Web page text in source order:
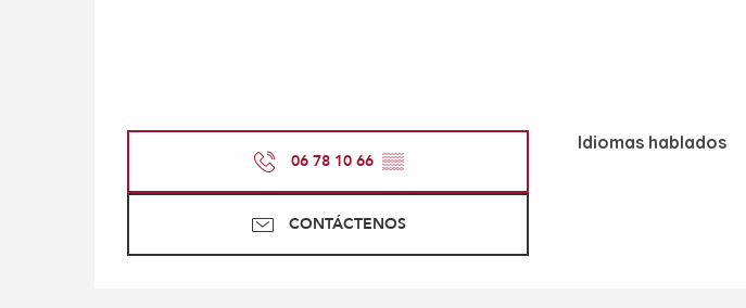
06 78 10 66 ▒▒
CONTÁCTENOS
Idiomas hablados
Idiomas hablados